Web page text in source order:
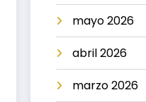
mayo 2026
abril 2026
marzo 2026